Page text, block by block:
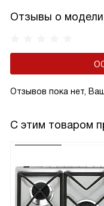
Отзывы о модели
Отзывов пока нет,
С этим товаром